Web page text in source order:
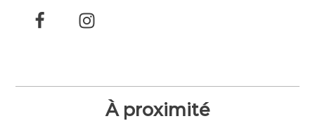
À proximité